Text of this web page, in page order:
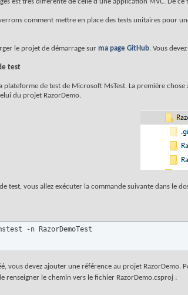
comment mettre en place des tests unitaires pour
le projet de démarrage sur ma page GitHub. Vous
test
plateforme de test de Microsoft MsTest. La première
du projet RazorDemo.
test, vous allez exécuter la commande suivante dans le
-n RazorDemoTest
vous devez ajouter une référence au projet
renseigner le chemin vers le fichier RazorDemo.csproj :